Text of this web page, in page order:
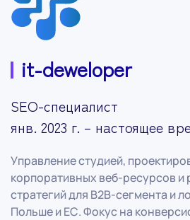
it-deweloper
SEO-специалист
янв. 2023 г. – настоящее
Управление студией,
корпоративных веб-ресурсов и
стратегий для B2B-сегмента и
Польше и ЕС. Фокус на